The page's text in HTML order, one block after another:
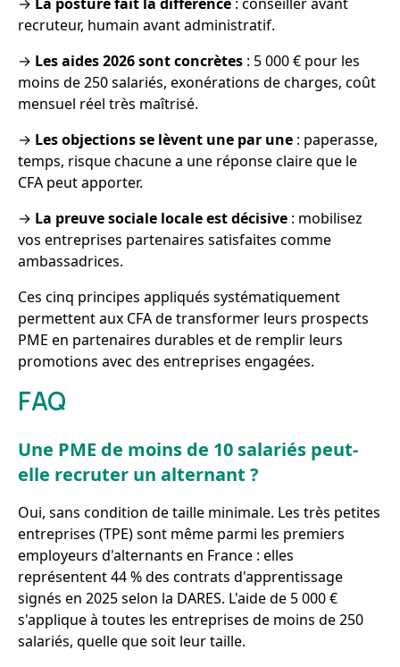
recruteur, humain avant administratif.
→ Les aides 2026 sont concrètes : 5 000 € pour les
moins de 250 salariés, exonérations de charges, coût
mensuel réel très maîtrisé.
→ Les objections se lèvent une par une : paperasse,
temps, risque chacune a une réponse claire que le
CFA peut apporter.
→ La preuve sociale locale est décisive : mobilisez
vos entreprises partenaires satisfaites comme
ambassadrices.
Ces cinq principes appliqués systématiquement
permettent aux CFA de transformer leurs prospects
PME en partenaires durables et de remplir leurs
promotions avec des entreprises engagées.
FAQ
Une PME de moins de 10 salariés peut-
elle recruter un alternant ?
Oui, sans condition de taille minimale. Les très petites
entreprises (TPE) sont même parmi les premiers
employeurs d'alternants en France : elles
représentent 44 % des contrats d'apprentissage
signés en 2025 selon la DARES. L'aide de 5 000 €
s'applique à toutes les entreprises de moins de 250
salariés, quelle que soit leur taille.